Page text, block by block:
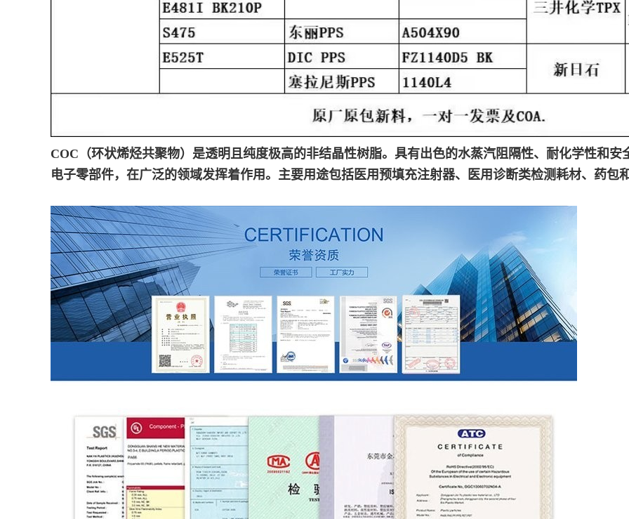
COC（环状烯烃共聚物）是透明且纯度极高的非结晶性树脂。具有出色的水蒸汽阻隔性、耐化学性和
电子零部件，在广泛的领域发挥着作用。主要用途包括医用预填充注射器、医用诊断类检测耗材、药包